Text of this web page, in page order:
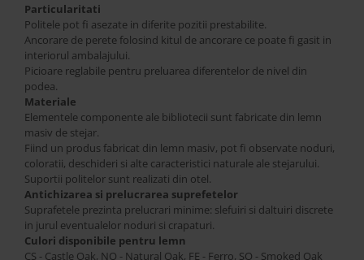
Particularitati
Politele pot fi asezate in diferite pozitii prestabilite.
Ancorare de perete folosind kitul de ancorare ce poate fi gasit in
interiorul ambalajului.
Picioare reglabile pentru preluarea diferentelor de nivel din
podea.
Materiale
Elementele componente ale bibliotecii sunt fabricate din lemn
masiv de stejar.
Fiind un produs fabricat din lemn masiv, pot fi observate noduri,
coloratii, deschideri si alte caracteristici naturale ale stejarului.
Suportii politelor sunt realizati din otel.
Antichizarea si prelucrarea suprefetelor
Suprafetele prezinta prelucrari minime: slefuiri si daltuiri discrete
in jurul eventualelor noduri si crapaturi.
Culori disponibile pentru lemn
CS - Castle Oak, NO - Natural Oak, FE - Ferro, SO - Smoked Oak